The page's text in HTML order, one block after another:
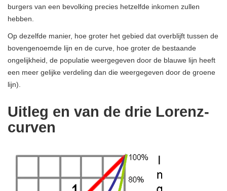
burgers van een bevolking precies hetzelfde inkomen zullen
hebben.
Op dezelfde manier, hoe groter het gebied dat overblijft tussen de
bovengenoemde lijn en de curve, hoe groter de bestaande
ongelijkheid, de populatie weergegeven door de blauwe lijn heeft
een meer gelijke verdeling dan die weergegeven door de groene
lijn).
Uitleg en van de drie Lorenz-
curven